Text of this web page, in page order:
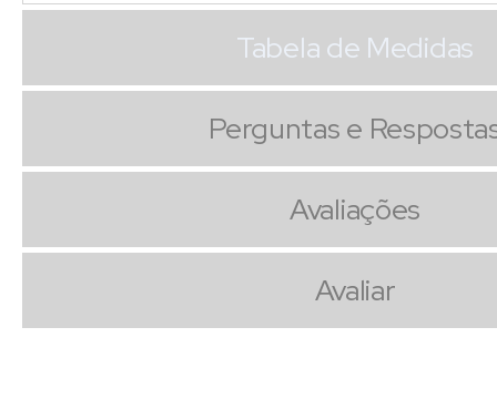
Tabela de Medidas
Perguntas e
Avaliações
Avaliar